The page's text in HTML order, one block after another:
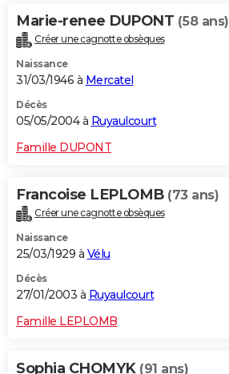
Marie-renee DUPONT (58 ans)
Créer une cagnotte obsèques
Naissance
31/03/1946 à Mercatel
Décès
05/05/2004 à Ruyaulcourt
Famille DUPONT
Francoise LEPLOMB (73 ans)
Créer une cagnotte obsèques
Naissance
25/03/1929 à Vélu
Décès
27/01/2003 à Ruyaulcourt
Famille LEPLOMB
Sophia CHOMYK (91 ans)